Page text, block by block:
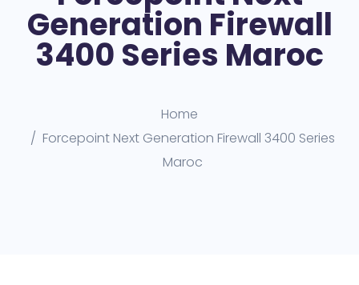
Generation Firewall
3400 Series Maroc
Home
Forcepoint Next Generation Firewall 3400 Series
Maroc